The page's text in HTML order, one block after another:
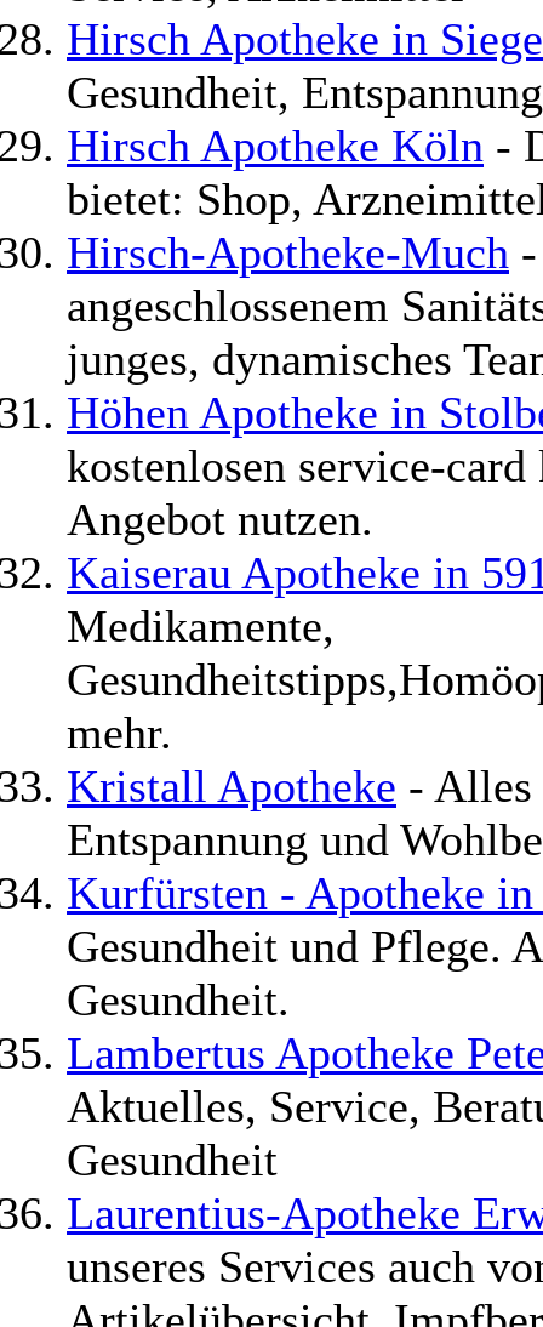
Hirsch Apotheke in
Gesundheit,
Hirsch Apotheke Köln -
bietet: Shop,
Hirsch-Apotheke-Much
angeschlossenem
junges, dynamisches
Höhen Apotheke in
kostenlosen service-
Angebot nutzen.
Kaiserau Apotheke in
Medikamente,
mehr.
Kristall Apotheke - Alles
Entspannung und
Kurfürsten - Apotheke
Gesundheit und Pflege.
Gesundheit.
Lambertus Apotheke
Aktuelles, Service,
Gesundheit
Laurentius-Apotheke
unseres Services auch